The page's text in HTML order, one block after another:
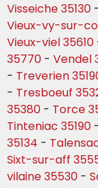
Visseiche 35130 -
Vieux-vy-sur-
Vieux-viel 35610
35770 - Vendel
- Treverien
- Tresboeuf
35380 - Torce
Tinteniac 35190 -
35134 -
Sixt-sur-aff
vilaine 35530 -